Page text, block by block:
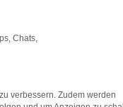
anderen Browser
Chats,
verbessern. Zudem werden